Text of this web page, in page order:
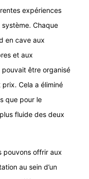
expériences
système. Chaque
en cave aux
et aux
être organisé
Cela a éliminé
que pour le
fluide des deux
pouvons offrir aux
au sein d’un